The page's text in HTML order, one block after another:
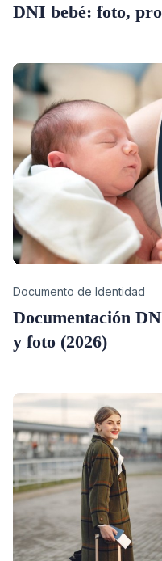
DNI bebé: foto,
Category
Documento de Identidad
Documentación
y foto (2026)